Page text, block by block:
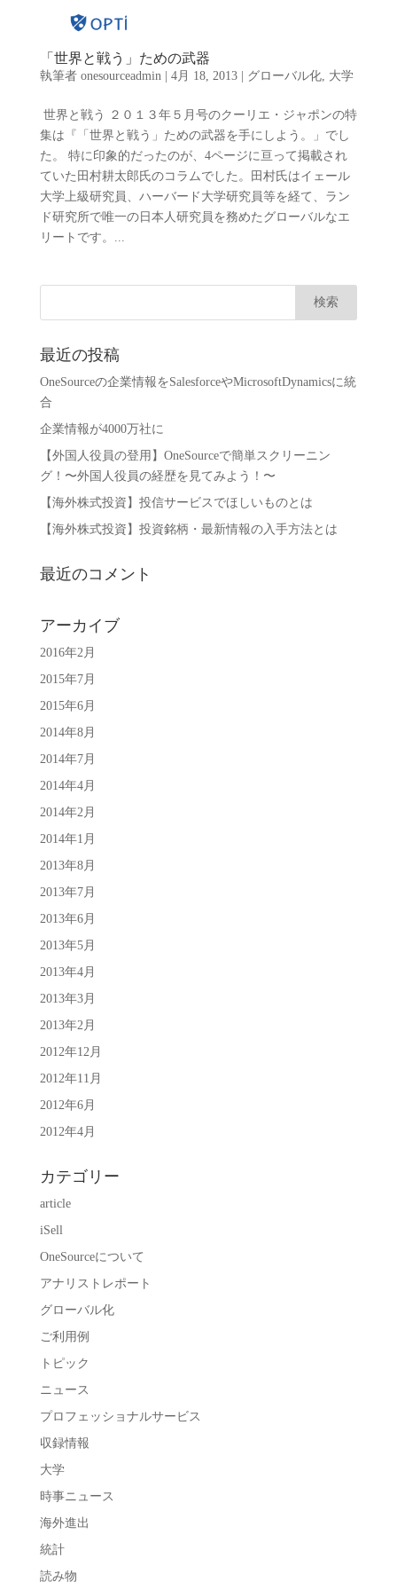
「世界と戦う」ための武器
執筆者 onesourceadmin| 4月 18, 2013| グローバル化, 大学
世界と戦う ２０１３年５月号のクーリエ・ジャポンの特
集は『「世界と戦う」ための武器を手にしよう。」でし
た。 特に印象的だったのが、4ページに亘って掲載され
ていた田村耕太郎氏のコラムでした。田村氏はイェール
大学上級研究員、ハーバード大学研究員等を経て、ラン
ド研究所で唯一の日本人研究員を務めたグローバルなエ
リートです。...
最近の投稿
OneSourceの企業情報をSalesforceやMicrosoftDynamicsに統
合
企業情報が4000万社に
【外国人役員の登用】OneSourceで簡単スクリーニン
グ！〜外国人役員の経歴を見てみよう！〜
【海外株式投資】投信サービスでほしいものとは
【海外株式投資】投資銘柄・最新情報の入手方法とは
最近のコメント
アーカイブ
2016年2月
2015年7月
2015年6月
2014年8月
2014年7月
2014年4月
2014年2月
2014年1月
2013年8月
2013年7月
2013年6月
2013年5月
2013年4月
2013年3月
2013年2月
2012年12月
2012年11月
2012年6月
2012年4月
カテゴリー
article
iSell
OneSourceについて
アナリストレポート
グローバル化
ご利用例
トピック
ニュース
プロフェッショナルサービス
収録情報
大学
時事ニュース
海外進出
統計
読み物